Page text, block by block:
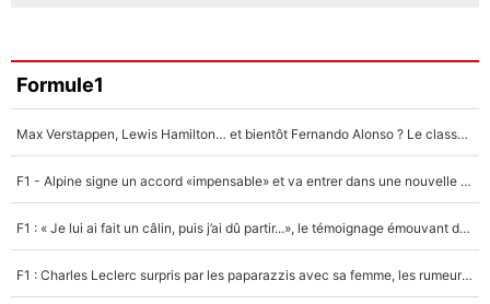
Formule1
Max Verstappen, Lewis Hamilton… et bientôt Fernando Alonso ? Le classement des pilotes les mieux payés en Formule 1 risque de changer !
F1 - Alpine signe un accord «impensable» et va entrer dans une nouvelle dimension : Grande nouvelle pour Pierre Gasly !
F1 : « Je lui ai fait un câlin, puis j’ai dû partir...», le témoignage émouvant de Max Verstappen sur sa fille
F1 : Charles Leclerc surpris par les paparazzis avec sa femme, les rumeurs étaient vraies !